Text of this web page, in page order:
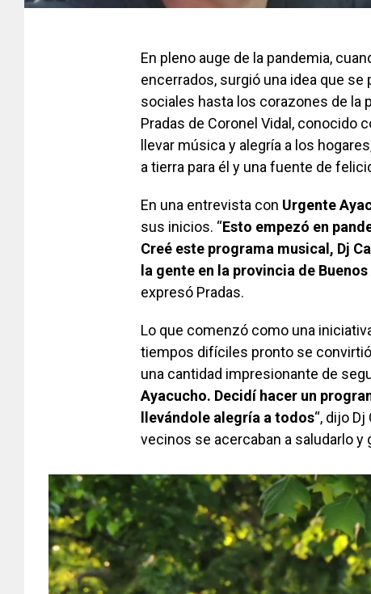
En pleno auge de la pandemia,
encerrados, surgió una idea que
sociales hasta los corazones de la
Pradas de Coronel Vidal, conocido
llevar música y alegría a los
a tierra para él y una fuente de
En una entrevista con Urgente
sus inicios. “Esto empezó en
Creé este programa musical, Dj
la gente en la provincia de
expresó Pradas.
Lo que comenzó como una
tiempos difíciles pronto se
una cantidad impresionante de
Ayacucho. Decidí hacer un
llevándole alegría a todos“, dijo
vecinos se acercaban a saludarlo y